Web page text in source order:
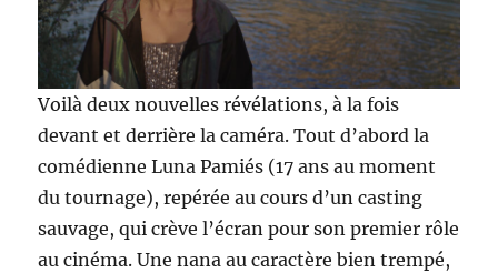
Voilà deux nouvelles révélations, à la fois
devant et derrière la caméra. Tout d’abord la
comédienne Luna Pamiés (17 ans au moment
du tournage), repérée au cours d’un casting
sauvage, qui crève l’écran pour son premier rôle
au cinéma. Une nana au caractère bien trempé,